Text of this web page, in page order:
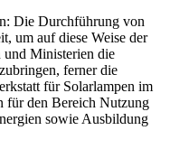
Die Durchführung von
um auf diese Weise der
und Ministerien die
ferner die
für Solarlampen im
für den Bereich Nutzung
sowie Ausbildung